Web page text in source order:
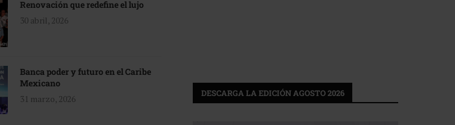
Renovación que redefine el lujo
30 abril, 2026
Banca poder y futuro en el Caribe
Mexicano
31 marzo, 2026
DESCARGA LA EDICIÓN AGOSTO 2026